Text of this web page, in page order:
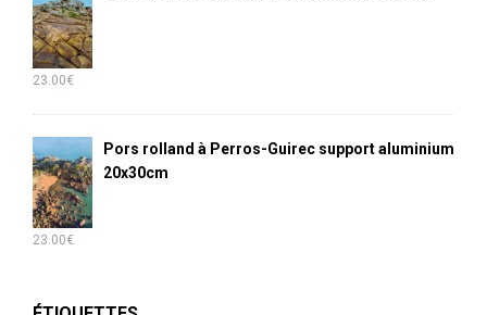
23.00€
Pors rolland à Perros-Guirec support aluminium
20x30cm
23.00€